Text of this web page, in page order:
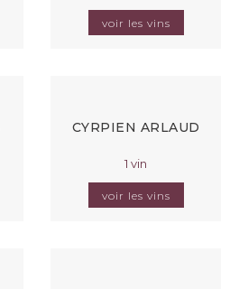
voir les vins
CYRPIEN ARLAUD
1 vin
voir les vins